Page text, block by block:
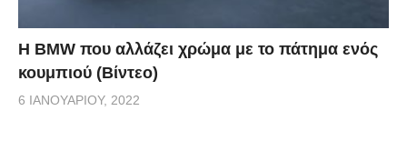
Η BMW που αλλάζει χρώμα με το πάτημα ενός
κουμπιού (Βίντεο)
6 ΙΑΝΟΥΑΡΊΟΥ, 2022